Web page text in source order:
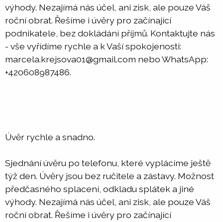
výhody. Nezajímá nás účel, ani zisk, ale pouze Váš
roční obrat. Řešíme i úvěry pro začínající
podnikatele, bez dokládání příjmů. Kontaktujte nás
- vše vyřídíme rychle a k Vaší spokojenosti:
marcela.krejsova01@gmail.com nebo WhatsApp:
+420608987486.
Úvěr rychle a snadno.
Sjednání úvěru po telefonu, které vyplácíme ještě
týž den. Úvěry jsou bez ručitele a zástavy. Možnost
předčasného splacení, odkladu splátek a jiné
výhody. Nezajímá nás účel, ani zisk, ale pouze Váš
roční obrat. Řešíme i úvěry pro začínající